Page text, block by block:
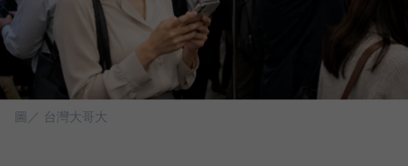
圖／ 台灣大哥大